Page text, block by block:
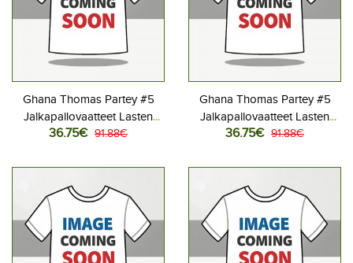
Ghana Thomas Partey #5
Jalkapallovaatteet Lasten
Kotipeliasu MM-kisat 2026
housut)
36.75€ 91.88€
Ghana Thomas Partey #5
Jalkapallovaatteet Lasten
Vieraspeliasu MM-kisat 2026
housut)
36.75€ 91.88€